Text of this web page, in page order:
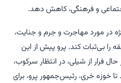
و فرهنگی، کاهش دهد.
در مورد مهاجرت و جرم و جنایت،
را بی‌ثبات کند. پرو پیش از این
حال فرار از شیلی، در انتظار سرکوب،
خوزه خری، رئیس‌جمهور پرو، برای